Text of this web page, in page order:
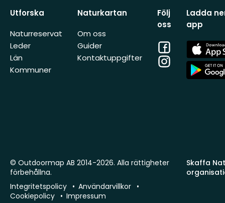
Utforska
Naturreservat
Leder
Län
Kommuner
Naturkartan
Om oss
Guider
Kontaktuppgifter
Följ
oss
Facebook
Instagram
Ladda
app
App
Store
App
Store
Skaffa
© Outdoormap AB 2014-2026. Alla rättigheter
förbehållna.
Integritetspolicy
Användarvillkor
Cookiepolicy
Impressum